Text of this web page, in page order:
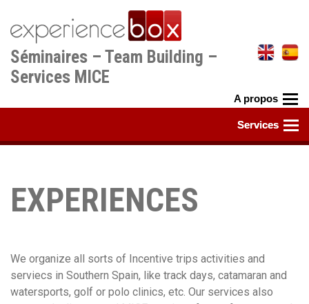
contenu
principal
Séminaires – Team Building –
Services MICE
EXPERIENCES
We organize all sorts of Incentive trips activities and
serviecs in Southern Spain, like track days, catamaran and
watersports, golf or polo clinics, etc. Our services also